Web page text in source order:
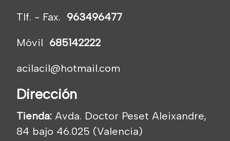
Tlf. - Fax. 963496477
Móvil 685142222
acilacil@hotmail.com
Dirección
Tienda: Avda. Doctor Peset Aleixandre,
84 bajo 46.025 (Valencia)